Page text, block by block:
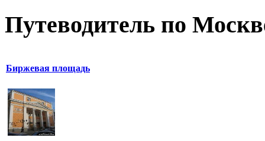
Путеводитель по
Биржевая площадь